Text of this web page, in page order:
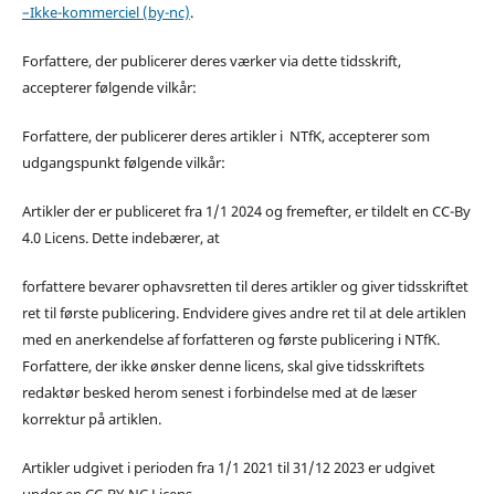
–Ikke-kommerciel (by-nc).
Forfattere, der publicerer deres værker via dette tidsskrift,
accepterer følgende vilkår:
Forfattere, der publicerer deres artikler i NTfK, accepterer som
udgangspunkt følgende vilkår:
Artikler der er publiceret fra 1/1 2024 og fremefter, er tildelt en CC-By
4.0 Licens. Dette indebærer, at
forfattere bevarer ophavsretten til deres artikler og giver tidsskriftet
ret til første publicering. Endvidere gives andre ret til at dele artiklen
med en anerkendelse af forfatteren og første publicering i NTfK.
Forfattere, der ikke ønsker denne licens, skal give tidsskriftets
redaktør besked herom senest i forbindelse med at de læser
korrektur på artiklen.
Artikler udgivet i perioden fra 1/1 2021 til 31/12 2023 er udgivet